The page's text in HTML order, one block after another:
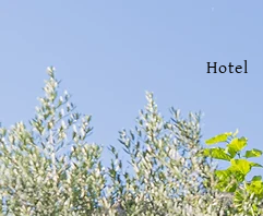
Hotel